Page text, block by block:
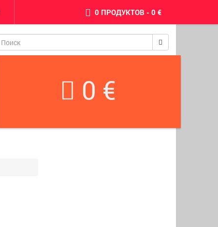
0 ПРОДУКТОВ - 0 €
0 €